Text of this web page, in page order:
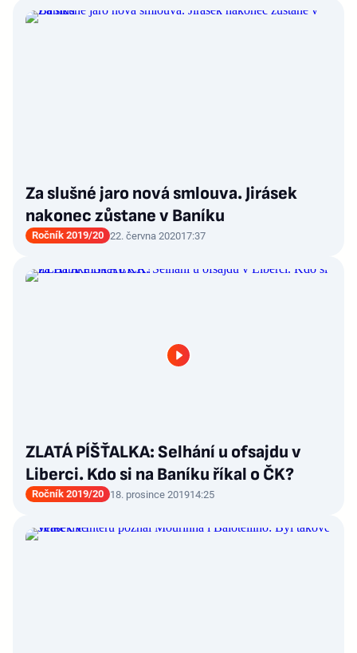
Za slušné jaro nová smlouva. Jirásek
nakonec zůstane v Baníku
Ročník 2019/20 22. června 202017:37
ZLATÁ PÍŠŤALKA: Selhání u ofsajdu v
Liberci. Kdo si na Baníku říkal o ČK?
Ročník 2019/20 18. prosince 201914:25